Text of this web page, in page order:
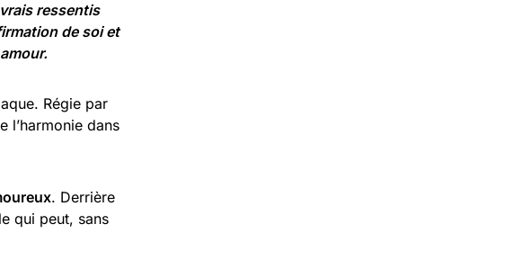
ressentis
de soi et
Régie par
l’harmonie dans
. Derrière
qui peut, sans